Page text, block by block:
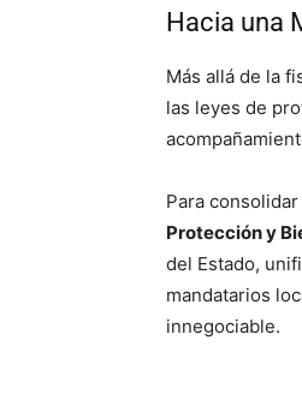
Hacia una
Más allá de la
las leyes de
Para
Protección y
del Estado,
mandatarios
innegociable.